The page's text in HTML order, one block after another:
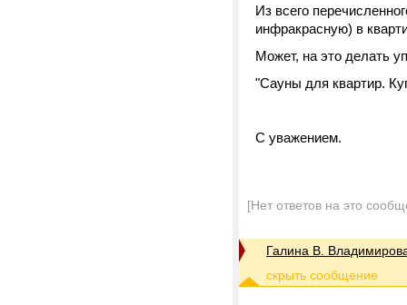
Из всего
инфракрасную) в
Может, на это делать
"Сауны для квартир.
С уважением.
[Нет ответов на это
Галина В.